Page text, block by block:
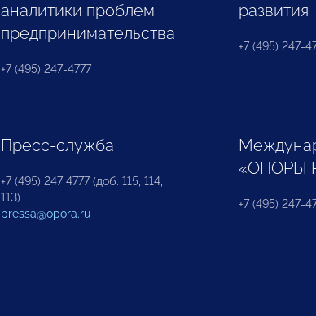
аналитики проблем
предпринимательства
+7 (495) 247-4777
развития
+7 (495) 247-
Пресс-служба
+7 (495) 247 4777 (доб. 115, 114,
113)
pressa@opora.ru
«ОПОРЫ
+7 (495) 247-